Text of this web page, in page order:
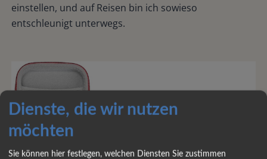
einstellen, und auf Reisen bin ich sowieso
entschleunigt unterwegs.
Dienste, die wir nutzen
möchten
Sie können hier festlegen, welchen Diensten Sie zustimmen